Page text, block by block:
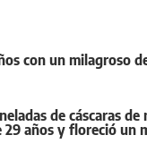
con un milagroso
de cáscaras de
29 años y floreció un